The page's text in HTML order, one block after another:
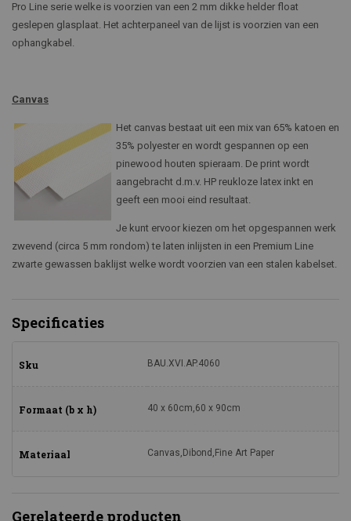
Pro Line serie welke is voorzien van een 2 mm dikke helder float
geslepen glasplaat. Het achterpaneel van de lijst is voorzien van een
ophangkabel.
Canvas
Het canvas bestaat uit een mix van 65% katoen en
35% polyester en wordt gespannen op een
pinewood houten spieraam. De print wordt
aangebracht d.m.v. HP reukloze latex inkt en
geeft een mooi eind resultaat.
Je kunt ervoor kiezen om het opgespannen werk
zwevend (circa 5 mm rondom) te laten inlijsten in een Premium Line
zwarte gewassen baklijst welke wordt voorzien van een stalen kabelset.
Specificaties
Sku BAU.XVI.AP.4060
Formaat (b x h) 40 x 60cm,60 x 90cm
Materiaal Canvas,Dibond,Fine Art Paper
Gerelateerde producten